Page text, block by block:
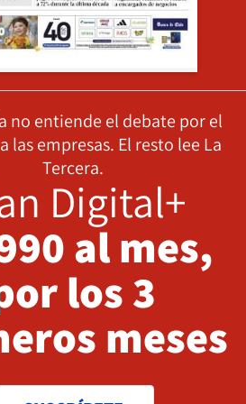
no entiende el debate por el
las empresas. El resto lee La
Tercera.
Digital+
al mes,
los 3
meses